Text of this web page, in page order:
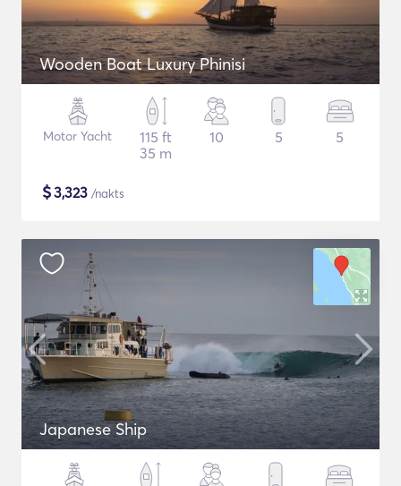
Wooden Boat Luxury Phinisi
Motor Yacht
115 ft
35 m
10 5 5
$3,323 /nakts
Japanese Ship